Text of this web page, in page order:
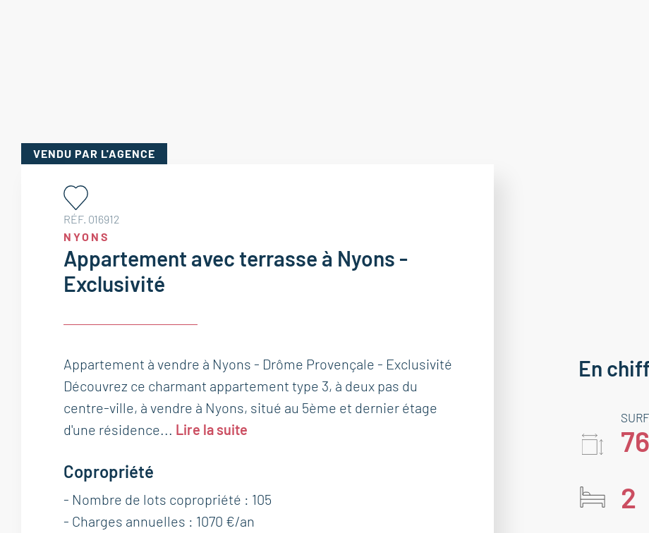
VENDU PAR L'AGENCE
RÉF. 016912
NYONS
Appartement avec terrasse à Nyons -
Exclusivité
Appartement à vendre à Nyons - Drôme Provençale - Exclusivité
Découvrez ce charmant appartement type 3, à deux pas du
centre-ville, à vendre à Nyons, situé au 5ème et dernier étage
d'une résidence... Lire la suite
Copropriété
- Nombre de lots copropriété : 105
- Charges annuelles : 1070 €/an
En
2